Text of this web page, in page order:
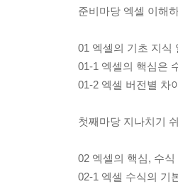
준비마당 엑셀 이해
01 엑셀의 기초 지식
01-1 엑셀의 핵심은
01-2 엑셀 버전별 차
첫째마당 지나치기
02 엑셀의 핵심, 수식
02-1 엑셀 수식의 기